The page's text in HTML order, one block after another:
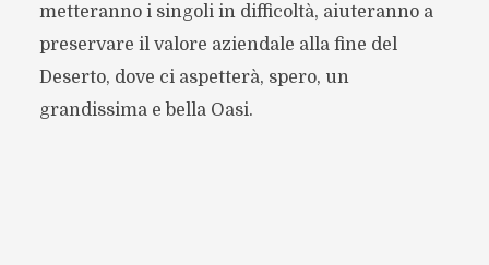
metteranno i singoli in difficoltà, aiuteranno a
preservare il valore aziendale alla fine del
Deserto, dove ci aspetterà, spero, un
grandissima e bella Oasi.